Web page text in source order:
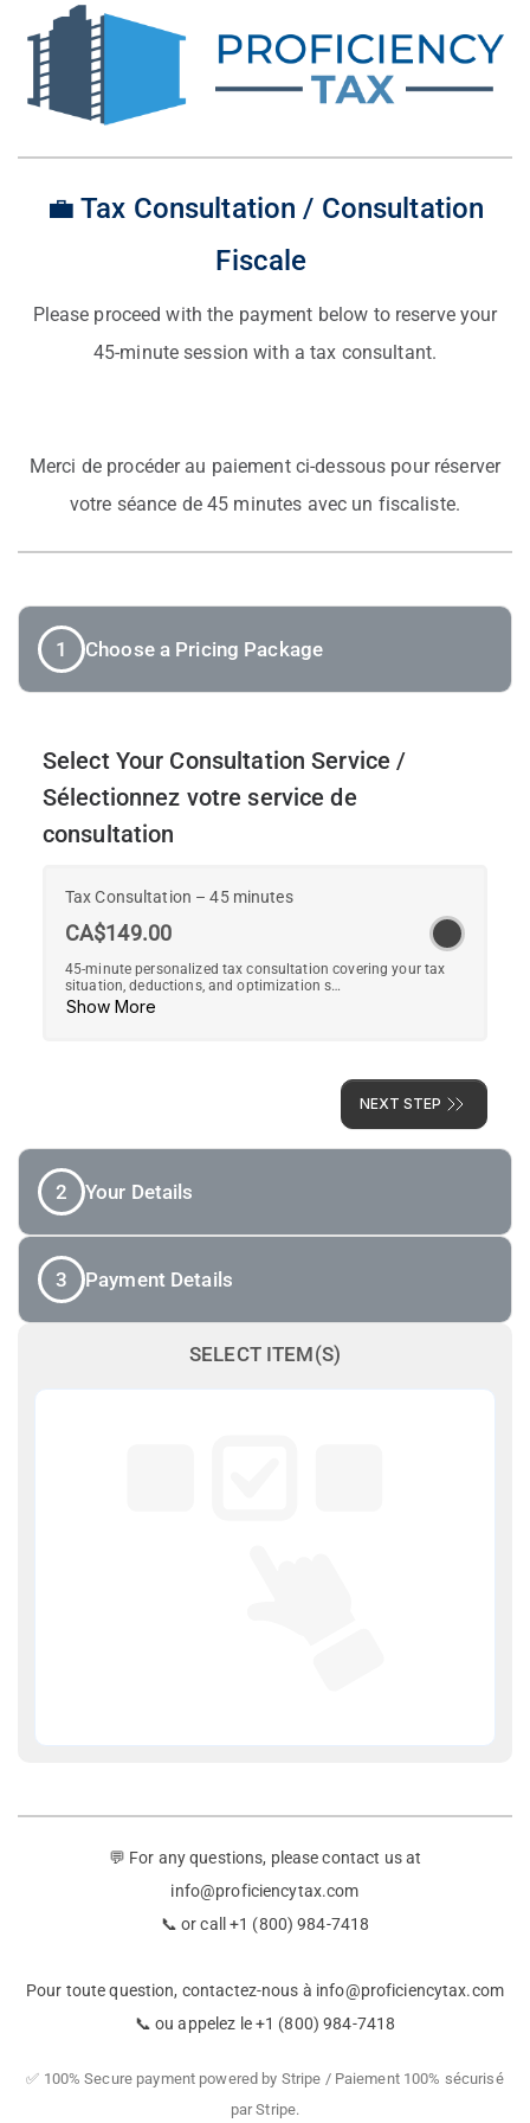
💼 Tax Consultation / Consultation
Fiscale
Please proceed with the payment below to reserve your
45-minute session with a tax consultant.
Merci de procéder au paiement ci-dessous pour réserver
votre séance de 45 minutes avec un fiscaliste.
1 Choose a Pricing Package
Select Your Consultation Service /
Sélectionnez votre service de
consultation
Tax Consultation – 45 minutes
CA$149.00
45-minute personalized tax consultation covering your tax
situation, deductions, and optimization s…
Show More
NEXT STEP
2 Your Details
3 Payment Details
SELECT ITEM(S)
💬 For any questions, please contact us at
info@proficiencytax.com
📞 or call +1 (800) 984-7418
Pour toute question, contactez-nous à info@proficiencytax.com
📞 ou appelez le +1 (800) 984-7418
✅ 100% Secure payment powered by Stripe / Paiement 100% sécurisé
par Stripe.